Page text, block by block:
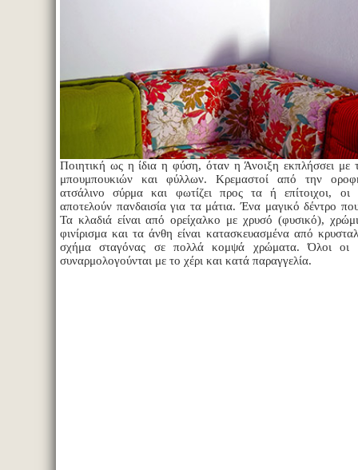
Ποιητική ως η ίδια η φύση, όταν η Άνοιξη εκπλήσσει με
μπουμπουκιών και φύλλων. Κρεμαστοί από την
ατσάλινο σύρμα και φωτίζει προς τα ή επίτοιχοι, οι
αποτελούν πανδαισία για τα μάτια. Ένα μαγικό δέντρο
Τα κλαδιά είναι από ορείχαλκο με χρυσό (φυσικό),
φινίρισμα και τα άνθη είναι κατασκευασμένα από
σχήμα σταγόνας σε πολλά κομψά χρώματα. Όλοι οι
συναρμολογούνται με το χέρι και κατά παραγγελία.